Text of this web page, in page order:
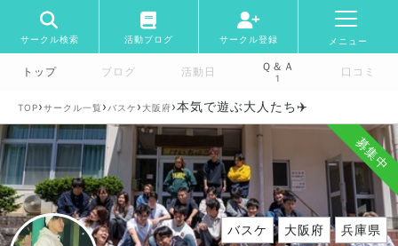
サークル検索 活動ブログ サークル登録 メニュー
トップ ブログ 活動日 Ｑ＆Ａ
1 口コミ
TOP›サークル一覧 › バスケ › 大阪府›本気で遊ぶ大人たち✈️
募集中
バスケ 大阪府 兵庫県